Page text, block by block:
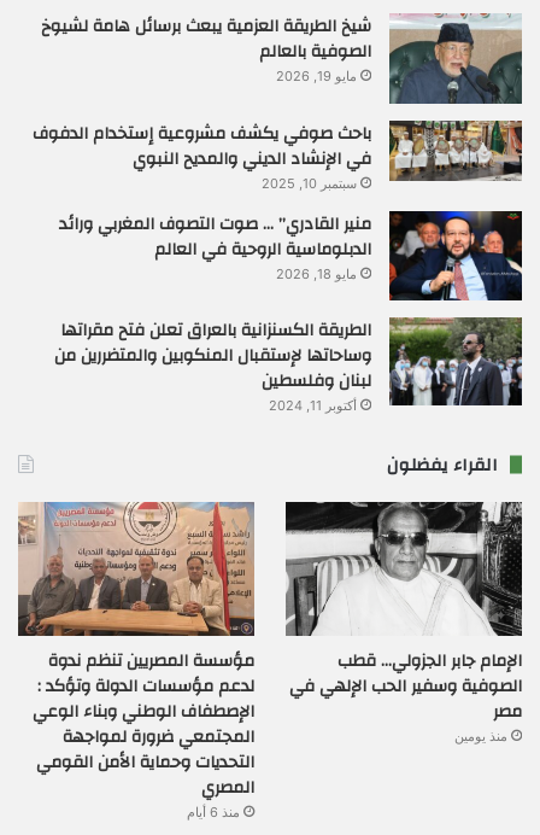
شيخ الطريقة العزمية يبعث برسائل هامة لشيوخ
الصوفية بالعالم
مايو 19, 2026
باحث صوفي يكشف مشروعية إستخدام الدفوف
في الإنشاد الديني والمديح النبوي
سبتمبر 10, 2025
منير القادري” … صوت التصوف المغربي ورائد
الدبلوماسية الروحية في العالم
مايو 18, 2026
الطريقة الكسنزانية بالعراق تعلن فتح مقراتها
وساحاتها لإستقبال المنكوبين والمتضررين من
لبنان وفلسطين
أكتوبر 11, 2024
القراء يفضلون
الإمام جابر الجزولي… قطب
الصوفية وسفير الحب الإلهي في
مصر
منذ يومين
مؤسسة المصريين تنظم ندوة
لدعم مؤسسات الدولة وتؤكد :
الإصطفاف الوطني وبناء الوعي
المجتمعي ضرورة لمواجهة
التحديات وحماية الأمن القومي
المصري
منذ 6 أيام